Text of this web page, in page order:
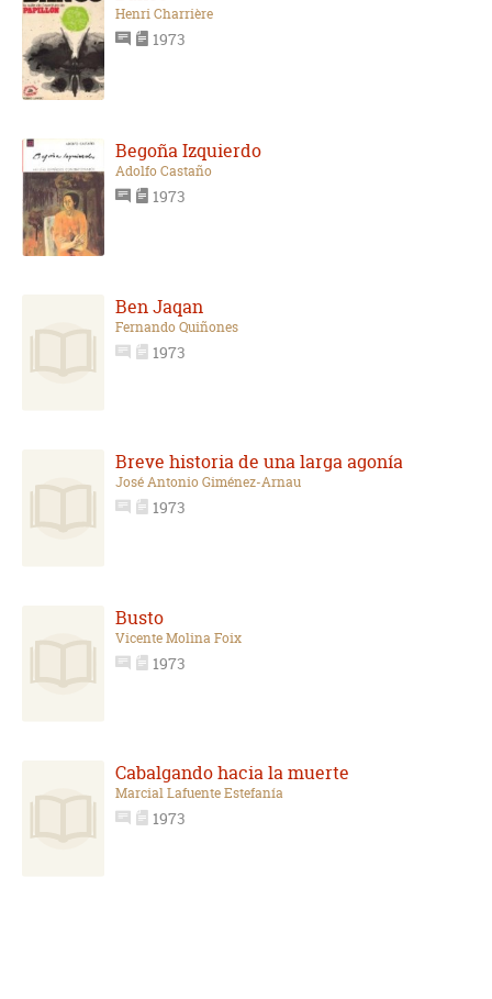
Henri Charrière
1973
Begoña Izquierdo
Adolfo Castaño
1973
Ben Jaqan
Fernando Quiñones
1973
Breve historia de una larga agonía
José Antonio Giménez-Arnau
1973
Busto
Vicente Molina Foix
1973
Cabalgando hacia la muerte
Marcial Lafuente Estefanía
1973